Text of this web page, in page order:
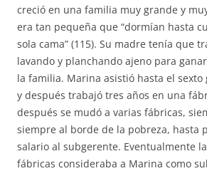
creció en una familia muy grande y
era tan pequeña que “dormían hasta
sola cama” (115). Su madre tenía que
lavando y planchando ajeno para
la familia. Marina asistió hasta el sexto
y después trabajó tres años en una
después se mudó a varias fábricas,
siempre al borde de la pobreza, hasta
salario al subgerente. Eventualmente
fábricas consideraba a Marina como